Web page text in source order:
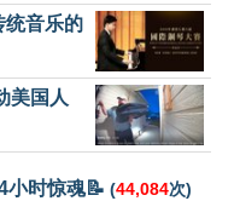
统音乐的
美国人
小时惊魂📝 (44,084次)